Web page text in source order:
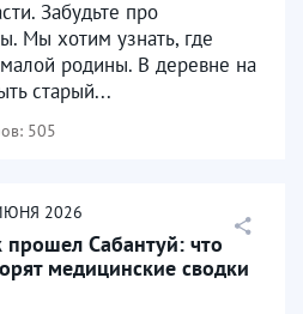
Забудьте про
Мы хотим узнать, где
родины. В деревне на
старый...
505
2026
прошел Сабантуй: что
медицинские сводки